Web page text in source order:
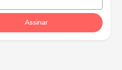
Assinar